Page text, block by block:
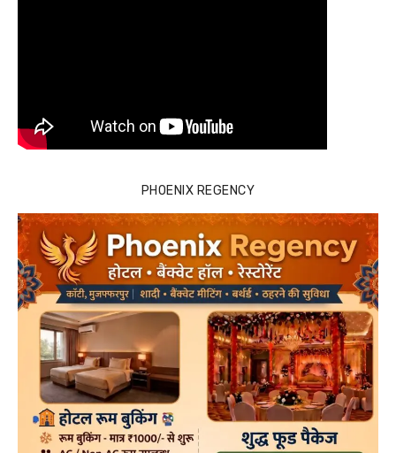
PHOENIX REGENCY